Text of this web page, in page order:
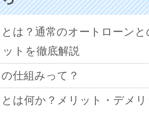
は？通常のオートローン
ットを徹底解説
仕組みって？
は何か？メリット・デメ